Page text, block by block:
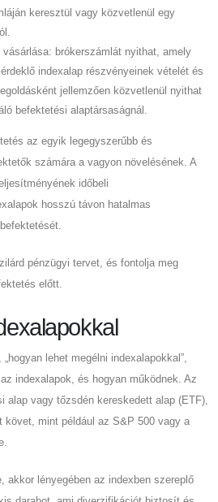
keresztül vagy közvetlenül egy
vásárlása: brókerszámlát nyithat, amely
indexalap részvényeinek vételét és
jellemzően közvetlenül nyithat
befektetési alaptársaságnál.
az egyik legegyszerűbb és
számára a vagyon növelésének. A
időbeli
hosszú távon hatalmas
pénzügyi tervet, és fontolja meg
előtt.
lehet megélni indexalapokkal”,
indexalapok, és hogyan működnek. Az
alap vagy tőzsdén kereskedett alap (ETF),
követ, mint például az S&P 500 vagy a
akkor lényegében az indexben szereplő